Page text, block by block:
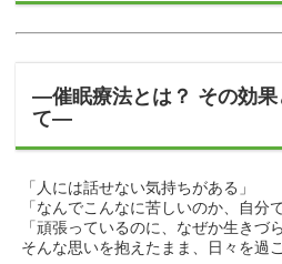
―催眠療法とは？ その効果
て―
「人には話せない気持ちがある」
「なんでこんなに苦しいのか、自分
「頑張っているのに、なぜか生きづら
そんな思いを抱えたまま、日々を過